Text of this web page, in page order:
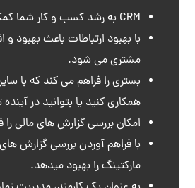
CRM به رشد کسب و کار شما کمک می کند.
با بهبود ارتباطات باعث بهبود
مشتری می شود.
بستری را فراهم می کند که با
همکاری کنید یا بتوانید در
امکان بررسی گزارش های مالی
با فراهم آوردن بررسی گزارش
مارکتینگ را بهبود میدهد.